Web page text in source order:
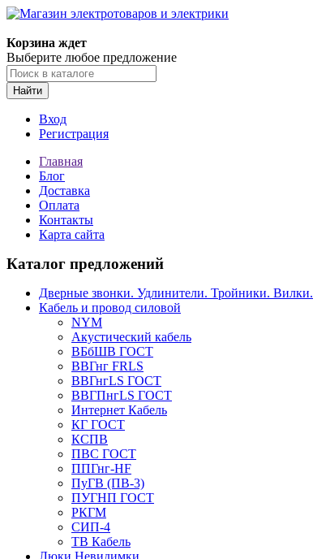
Корзина ждет
Выберите любое предложение
Найти
Вход
Регистрация
Главная
Блог
Доставка
Оплата
Контакты
Карта сайта
Каталог предложений
Дверные звонки. Удлинители. Тройники. Вилки.
Кабель и провод силовой
NYM
Акустический кабель
ВБбШВ ГОСТ
ВВГнг FRLS
ВВГнгLS ГОСТ
ВВГПнгLS ГОСТ
Интернет Кабель
КГ ГОСТ
КСПВ
ПВС ГОСТ
ППГнг-HF
ПуГВ (ПВ-3)
ПУГНП ГОСТ
РКГМ
СИП-4
ТВ Кабель
Люки Невидимки